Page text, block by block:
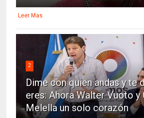
Leer Mas
2
Dime con quien andas y te
eres: Ahora Walter Vuoto y
Melella un solo corazón